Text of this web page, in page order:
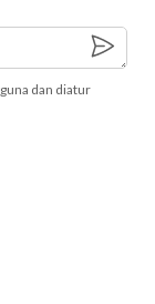
dan diatur